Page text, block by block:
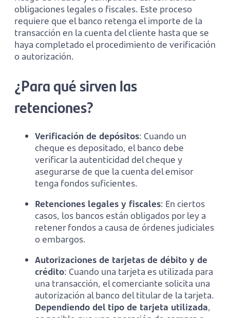
obligaciones legales o fiscales. Este proceso
requiere que el banco retenga el importe de la
transacción en la cuenta del cliente hasta que se
haya completado el procedimiento de verificación
o autorización.
¿Para qué sirven las
retenciones?
Verificación de depósitos: Cuando un
cheque es depositado, el banco debe
verificar la autenticidad del cheque y
asegurarse de que la cuenta del emisor
tenga fondos suficientes.
Retenciones legales y fiscales: En ciertos
casos, los bancos están obligados por ley a
retener fondos a causa de órdenes judiciales
o embargos.
Autorizaciones de tarjetas de débito y de
crédito: Cuando una tarjeta es utilizada para
una transacción, el comerciante solicita una
autorización al banco del titular de la tarjeta.
Dependiendo del tipo de tarjeta utilizada,